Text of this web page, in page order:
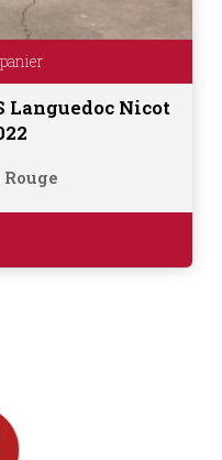
Languedoc Nicot
Rouge